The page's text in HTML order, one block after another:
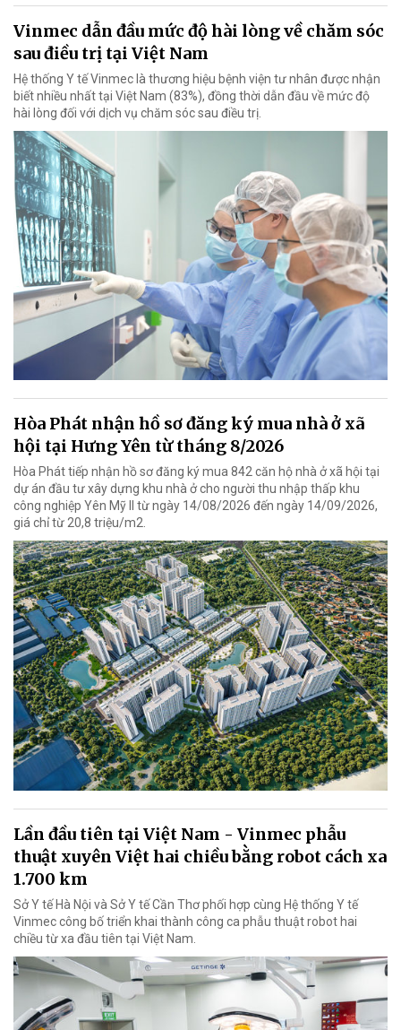
Vinmec dẫn đầu mức độ hài lòng về chăm sóc
sau điều trị tại Việt Nam
Hệ thống Y tế Vinmec là thương hiệu bệnh viện tư nhân được nhận
biết nhiều nhất tại Việt Nam (83%), đồng thời dẫn đầu về mức độ
hài lòng đối với dịch vụ chăm sóc sau điều trị.
Hòa Phát nhận hồ sơ đăng ký mua nhà ở xã
hội tại Hưng Yên từ tháng 8/2026
Hòa Phát tiếp nhận hồ sơ đăng ký mua 842 căn hộ nhà ở xã hội tại
dự án đầu tư xây dựng khu nhà ở cho người thu nhập thấp khu
công nghiệp Yên Mỹ II từ ngày 14/08/2026 đến ngày 14/09/2026,
giá chỉ từ 20,8 triệu/m2.
Lần đầu tiên tại Việt Nam - Vinmec phẫu
thuật xuyên Việt hai chiều bằng robot cách xa
1.700 km
Sở Y tế Hà Nội và Sở Y tế Cần Thơ phối hợp cùng Hệ thống Y tế
Vinmec công bố triển khai thành công ca phẫu thuật robot hai
chiều từ xa đầu tiên tại Việt Nam.